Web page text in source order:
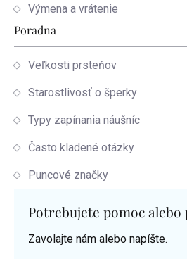
Výmena a vrátenie
Poradna
Veľkosti prsteňov
Starostlivosť o šperky
Typy zapínania náušníc
Často kladené otázky
Puncové značky
Potrebujete pomoc
Zavolajte nám alebo napíšte.